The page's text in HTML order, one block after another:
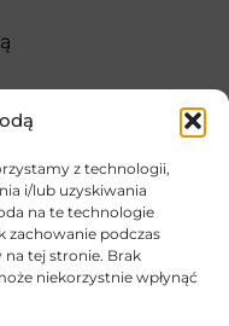
z technologii,
i/lub uzyskiwania
na te technologie
zachowanie podczas
tej stronie. Brak
niekorzystnie wpłynąć
w dowolnym
sosnowych lub
+ 2 ławki)